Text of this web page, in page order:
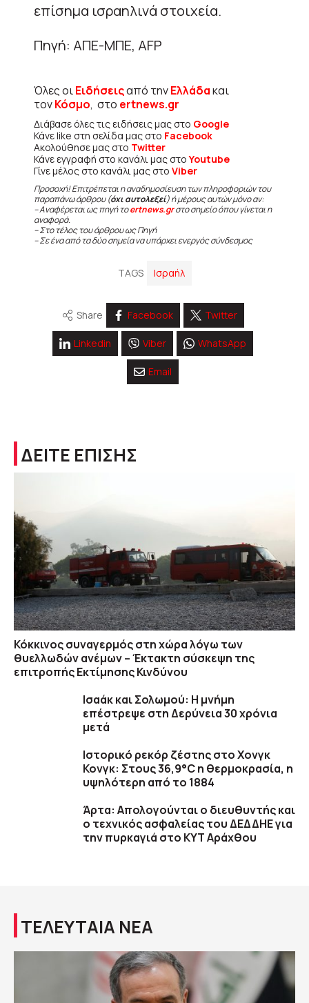
επίσημα ισραηλινά στοιχεία.
Πηγή: ΑΠΕ-ΜΠΕ, AFP
Όλες οιΕιδήσειςαπό τηνΕλλάδακαι
τονΚόσμο, στο ertnews.gr
Διάβασε όλες τις ειδήσεις μας στο Google
Κάνε like στη σελίδα μας στο Facebook
Ακολούθησε μας στο Twitter
Κάνε εγγραφή στο κανάλι μας στοYoutube
Γίνε μέλος στο κανάλι μας στο Viber
Προσοχή! Επιτρέπεται η αναδημοσίευση των πληροφοριών του
παραπάνω άρθρου (όχι αυτολεξεί) ή μέρους αυτών μόνο αν:
– Αναφέρεται ως πηγή τοertnews.grστο σημείο όπου γίνεται η
αναφορά.
– Στο τέλος του άρθρου ως Πηγή
– Σε ένα από τα δύο σημεία να υπάρχει ενεργός σύνδεσμος
TAGS Ισραήλ
Share Facebook Twitter
Linkedin Viber WhatsApp
Email
ΔΕΙΤΕ ΕΠΙΣΗΣ
Κόκκινος συναγερμός στη χώρα λόγω των
θυελλωδών ανέμων – Έκτακτη σύσκεψη της
επιτροπής Εκτίμησης Κινδύνου
Ισαάκ και Σολωμού: Η μνήμη
επέστρεψε στη Δερύνεια 30 χρόνια
μετά
Ιστορικό ρεκόρ ζέστης στο Χονγκ
Κονγκ: Στους 36,9°C η θερμοκρασία, η
υψηλότερη από το 1884
Άρτα: Απολογούνται ο διευθυντής και
ο τεχνικός ασφαλείας του ΔΕΔΔΗΕ για
την πυρκαγιά στο ΚΥΤ Αράχθου
ΤΕΛΕΥΤΑΙΑ ΝΕΑ